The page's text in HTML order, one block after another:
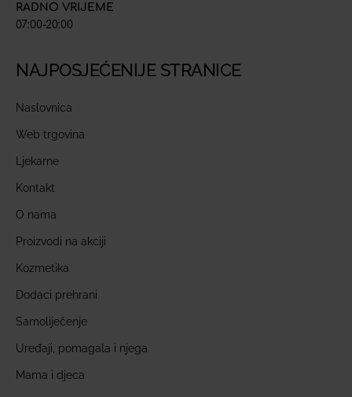
RADNO VRIJEME
07:00-20:00
NAJPOSJEĆENIJE STRANICE
Naslovnica
Web trgovina
Ljekarne
Kontakt
O nama
Proizvodi na akciji
Kozmetika
Dodaci prehrani
Samoliječenje
Uređaji, pomagala i njega
Mama i djeca